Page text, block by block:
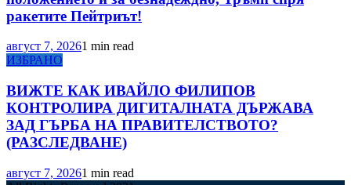
ракетите Пейтриът!
август 7, 20261 min read
ИЗБРАНО
ВИЖТЕ КАК ИВАЙЛО ФИЛИПОВ
КОНТРОЛИРА ДИГИТАЛНАТА ДЪРЖАВА
ЗАД ГЪРБА НА ПРАВИТЕЛСТВОТО?
(РАЗСЛЕДВАНЕ)
август 7, 20261 min read